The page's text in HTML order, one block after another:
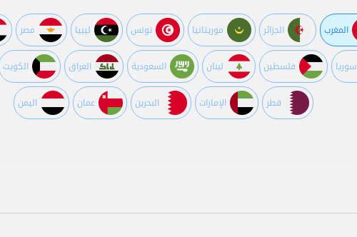
المغرب الجزائر موريتانيا تونس ليبيا مصر
سوريا فلسطين لبنان السعودية العراق الكويت
قطر اﻹمارات البحرين عمان اليمن